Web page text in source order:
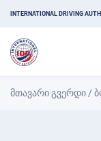
INTERNATIONAL DRIVING
მთავარი გვერდი /